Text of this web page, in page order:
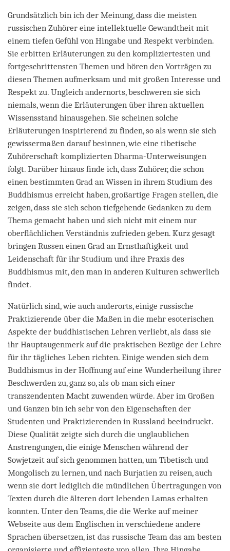
Grundsätzlich bin ich der Meinung, dass die meisten
russischen Zuhörer eine intellektuelle Gewandtheit mit
einem tiefen Gefühl von Hingabe und Respekt verbinden.
Sie erbitten Erläuterungen zu den kompliziertesten und
fortgeschrittensten Themen und hören den Vorträgen zu
diesen Themen aufmerksam und mit großen Interesse und
Respekt zu. Ungleich andernorts, beschweren sie sich
niemals, wenn die Erläuterungen über ihren aktuellen
Wissensstand hinausgehen. Sie scheinen solche
Erläuterungen inspirierend zu finden, so als wenn sie sich
gewissermaßen darauf besinnen, wie eine tibetische
Zuhörerschaft komplizierten Dharma-Unterweisungen
folgt. Darüber hinaus finde ich, dass Zuhörer, die schon
einen bestimmten Grad an Wissen in ihrem Studium des
Buddhismus erreicht haben, großartige Fragen stellen, die
zeigen, dass sie sich schon tiefgehende Gedanken zu dem
Thema gemacht haben und sich nicht mit einem nur
oberflächlichen Verständnis zufrieden geben. Kurz gesagt
bringen Russen einen Grad an Ernsthaftigkeit und
Leidenschaft für ihr Studium und ihre Praxis des
Buddhismus mit, den man in anderen Kulturen schwerlich
findet.
Natürlich sind, wie auch anderorts, einige russische
Praktizierende über die Maßen in die mehr esoterischen
Aspekte der buddhistischen Lehren verliebt, als dass sie
ihr Hauptaugenmerk auf die praktischen Bezüge der Lehre
für ihr tägliches Leben richten. Einige wenden sich dem
Buddhismus in der Hoffnung auf eine Wunderheilung ihrer
Beschwerden zu, ganz so, als ob man sich einer
transzendenten Macht zuwenden würde. Aber im Großen
und Ganzen bin ich sehr von den Eigenschaften der
Studenten und Praktizierenden in Russland beeindruckt.
Diese Qualität zeigte sich durch die unglaublichen
Anstrengungen, die einige Menschen während der
Sowjetzeit auf sich genommen hatten, um Tibetisch und
Mongolisch zu lernen, und nach Burjatien zu reisen, auch
wenn sie dort lediglich die mündlichen Übertragungen von
Texten durch die älteren dort lebenden Lamas erhalten
konnten. Unter den Teams, die die Werke auf meiner
Webseite aus dem Englischen in verschiedene andere
Sprachen übersetzen, ist das russische Team das am besten